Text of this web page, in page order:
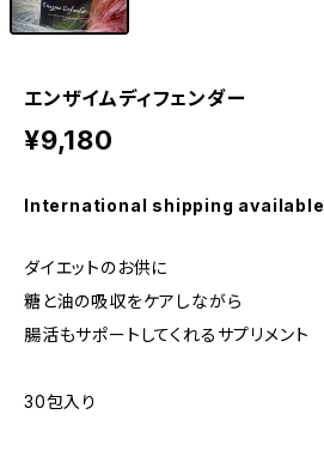
エンザイムディフェンダー
¥9,180
International shipping available
ダイエットのお供に
糖と油の吸収をケアしながら
腸活もサポートしてくれるサプリメント
30包入り